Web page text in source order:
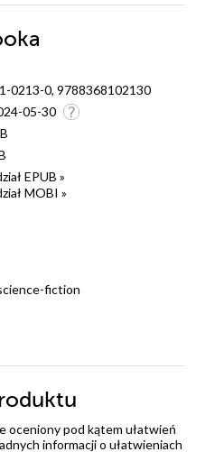
0213-0, 9788368102130
05-30
EPUB »
MOBI »
fiction
oceniony pod kątem ułatwień
informacji o ułatwieniach